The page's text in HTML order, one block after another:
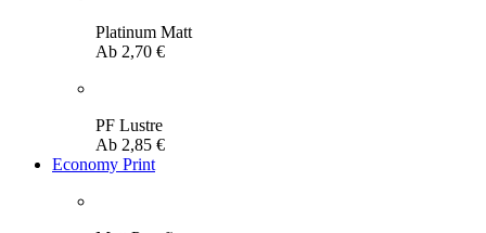
Platinum Matt
Ab 2,70 €
PF Lustre
Ab 2,85 €
Economy Print